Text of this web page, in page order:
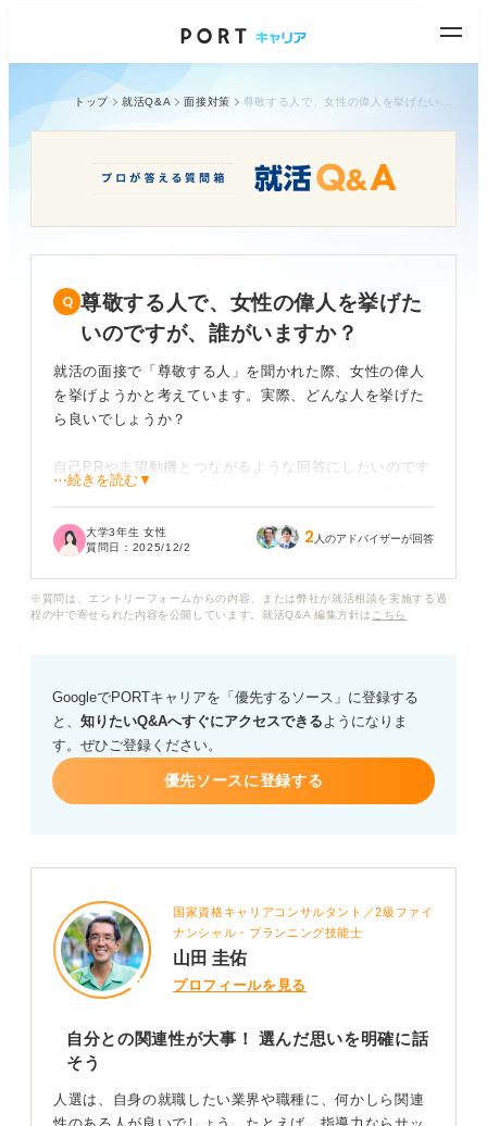
トップ 就活Q&A 面接対策
尊敬する人で、女性の偉人を挙げた
いのですが、誰がいますか？
就活の面接で「尊敬する人」を聞かれた際、女性の偉人
を挙げようかと考えています。実際、どんな人を挙げた
ら良いでしょうか？
自己PRや志望動機とつながるような回答にしたいのです
が、面接官の方に「現実味がない」「話が大きすぎる」
す。
から選ぶ際の注意点や、どのようにその人とかかわるエ
ピソードを語るべきか、具体的なアドバイスをお願いい
たします。
⋯続きを読む▼
大学3年生 女性
質問日： 2025/12/2 2 人のアドバイザーが回答
※質問は、エントリーフォームからの内容、または弊社が就活相談を実施する過
程の中で寄せられた内容を公開しています。就活Q&A 編集方針は こちら
GoogleでPORTキャリアを「優先するソース」に登録する
と、 知りたいQ&Aへすぐにアクセスできるようになりま
す。ぜひご登録ください。
優先ソースに登録する
国家資格キャリアコンサルタント／2級ファイ
ナンシャル・プランニング技能士
山田 圭佑
プロフィールを見る
自分との関連性が大事！ 選んだ思いを明確に話
そう
人選は、自身の就職したい業界や職種に、何かしら関連